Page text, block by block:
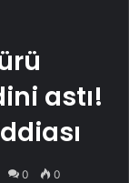
astı!
0 0